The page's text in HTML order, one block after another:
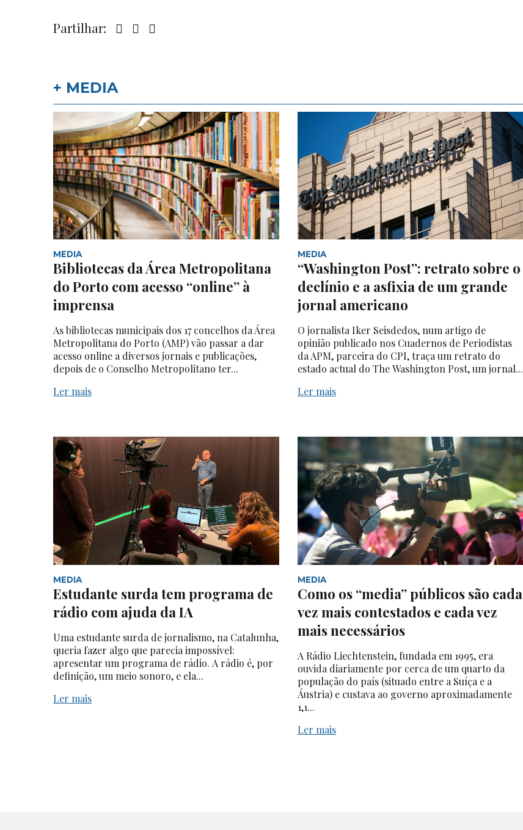
Partilhar:
+ MEDIA
MEDIA
Bibliotecas da Área Metropolitana
do Porto com acesso “online” à
imprensa
As bibliotecas municipais dos 17 concelhos da Área
Metropolitana do Porto (AMP) vão passar a dar
acesso online a diversos jornais e publicações,
depois de o Conselho Metropolitano ter...
Ler mais
MEDIA
“Washington Post”: retrato sobre o
declínio e a asfixia de um grande
jornal americano
O jornalista Iker Seisdedos, num artigo de
opinião publicado nos Cuadernos de Periodistas
da APM, parceira do CPI, traça um retrato do
estado actual do The Washington Post, um jornal...
Ler mais
MEDIA
Estudante surda tem programa de
rádio com ajuda da IA
Uma estudante surda de jornalismo, na Catalunha,
queria fazer algo que parecia impossível:
apresentar um programa de rádio. A rádio é, por
definição, um meio sonoro, e ela...
Ler mais
MEDIA
Como os “media” públicos são cada
vez mais contestados e cada vez
mais necessários
A Rádio Liechtenstein, fundada em 1995, era
ouvida diariamente por cerca de um quarto da
população do país (situado entre a Suíça e a
Áustria) e custava ao governo aproximadamente
1,1...
Ler mais